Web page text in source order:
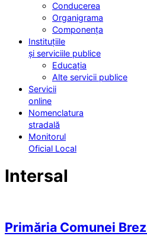
Conducerea
Organigrama
Componența
Instituțiile
și serviciile publice
Educația
Alte servicii publice
Servicii
online
Nomenclatura
stradală
Monitorul
Oficial Local
Intersal
Primăria Comunei